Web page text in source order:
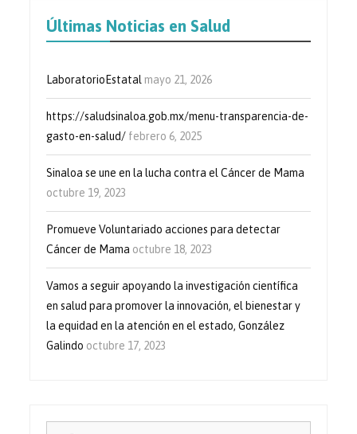
Últimas Noticias en Salud
LaboratorioEstatal mayo 21, 2026
https://saludsinaloa.gob.mx/menu-transparencia-de-
gasto-en-salud/ febrero 6, 2025
Sinaloa se une en la lucha contra el Cáncer de Mama
octubre 19, 2023
Promueve Voluntariado acciones para detectar
Cáncer de Mama octubre 18, 2023
Vamos a seguir apoyando la investigación científica
en salud para promover la innovación, el bienestar y
la equidad en la atención en el estado, González
Galindo octubre 17, 2023